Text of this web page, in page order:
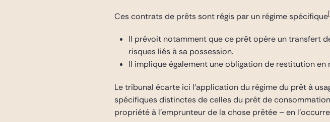
Ces contrats de prêts sont régis par un régime spécifique
Il prévoit notamment que ce prêt opère un transfert
risques liés à sa possession.
Il implique également une obligation de restitution
Le tribunal écarte ici l’application du régime du prêt à
spécifiques distinctes de celles du prêt de
propriété à l’emprunteur de la chose prêtée – en